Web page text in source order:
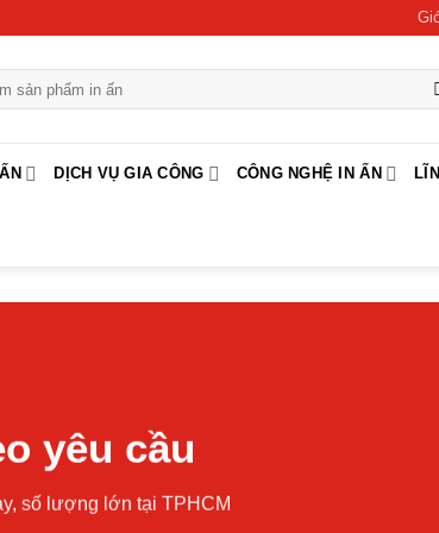
DỊCH VỤ GIA CÔNG CÔNG NGHỆ IN ẤN
yêu cầu
số lượng lớn tại TPHCM